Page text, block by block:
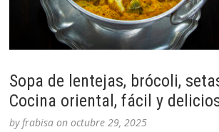
Sopa de lentejas, brócoli,
Cocina oriental, fácil y
byfrabisa onoctubre 29, 2025